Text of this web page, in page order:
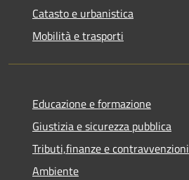
Catasto e urbanistica
Mobilità e trasporti
Educazione e formazione
Giustizia e sicurezza pubblica
Tributi,finanze e contravvenzioni
Ambiente